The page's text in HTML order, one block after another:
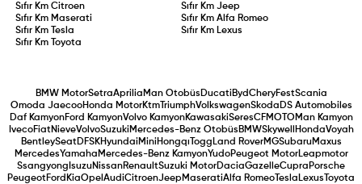
Sıfır KmCitroen Sıfır Km Jeep
Sıfır Km Maserati Sıfır Km Alfa Romeo
Sıfır Km
Tesla Sıfır Km Lexus
Sıfır Km
Toyota
BMW MotorSetraAprilia Man Otobüs Ducati BydCheryFestScania
Omoda JaecooHonda MotorKtmTriumphVolkswagenSkoda DS Automobiles
Daf KamyonFord KamyonVolvo KamyonKawasakiSeresCFMOTOMan Kamyon
IvecoFiatNieveVolvoSuzuki Mercedes-Benz Otobüs BMWSkywell HondaVoyah
BentleySeatDFSKHyundai Mini Hongqı Togg Land RoverMGSubaruMaxus
MercedesYamaha Mercedes-Benz KamyonYudoPeugeot MotorLeapmotor
Ssangyong IsuzuNissanRenaultSuzuki MotorDaciaGazelleCupra Porsche
PeugeotFord KiaOpel AudiCitroenJeep MaseratiAlfa Romeo Tesla Lexus Toyota